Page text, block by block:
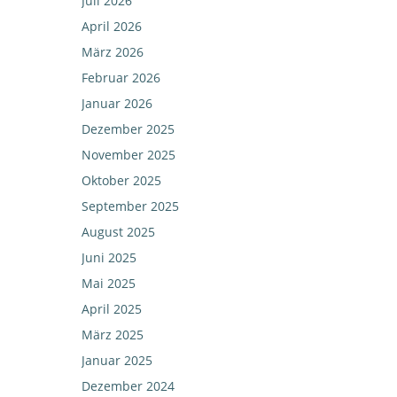
April 2026
März 2026
Februar 2026
Januar 2026
Dezember 2025
November 2025
Oktober 2025
September 2025
August 2025
Juni 2025
Mai 2025
April 2025
März 2025
Januar 2025
Dezember 2024